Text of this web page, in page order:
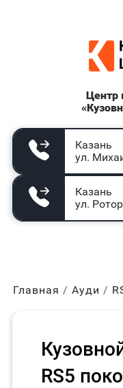
Центр
Казань
ул.
Казань
ул.
Главная Ауди
RS5